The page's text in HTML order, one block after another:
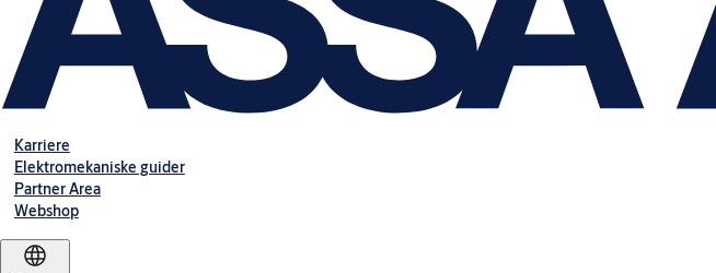
Karriere
Elektromekaniske guider
Partner Area
Webshop